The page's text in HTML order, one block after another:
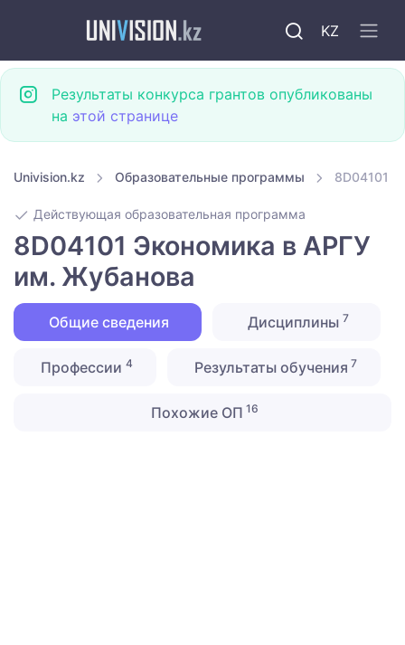
KZ
Результаты конкурса грантов опубликованы
на этой странице
Univision.kz Образовательные программы 8D04101
Действующая образовательная программа
8D04101 Экономика в АРГУ
им. Жубанова
Общие сведения Дисциплины 7
Профессии 4 Результаты обучения 7
Похожие ОП 16